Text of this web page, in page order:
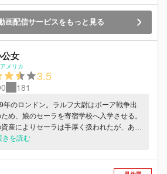
画配信サービスをもっと見る
公女
アメリカ
3.5
181
年のロンドン。ラルフ大尉はボーア戦争出
め、娘のセーラを寄宿学校へ入学させる。
産によりセーラは手厚く扱われたが、ある
戦死が伝えられると、校長はセーラを使用
院で捜し始め…。
きを読む